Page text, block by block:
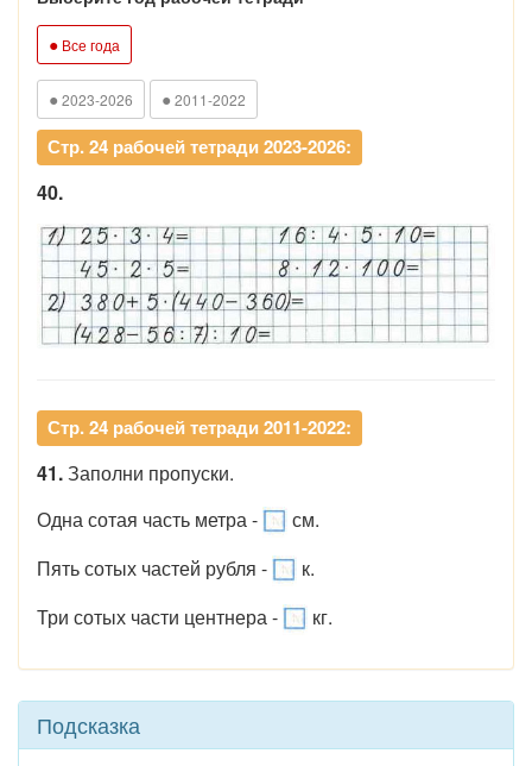
● Все года
● 2023-2026 ● 2011-2022
Стр. 24 рабочей тетради 2023-2026:
40.
Стр. 24 рабочей тетради 2011-2022:
41.Заполни пропуски.
Одна сотая часть метра -
см.
Пять сотых частей рубля -
к.
Три сотых части центнера -
кг.
Подсказка